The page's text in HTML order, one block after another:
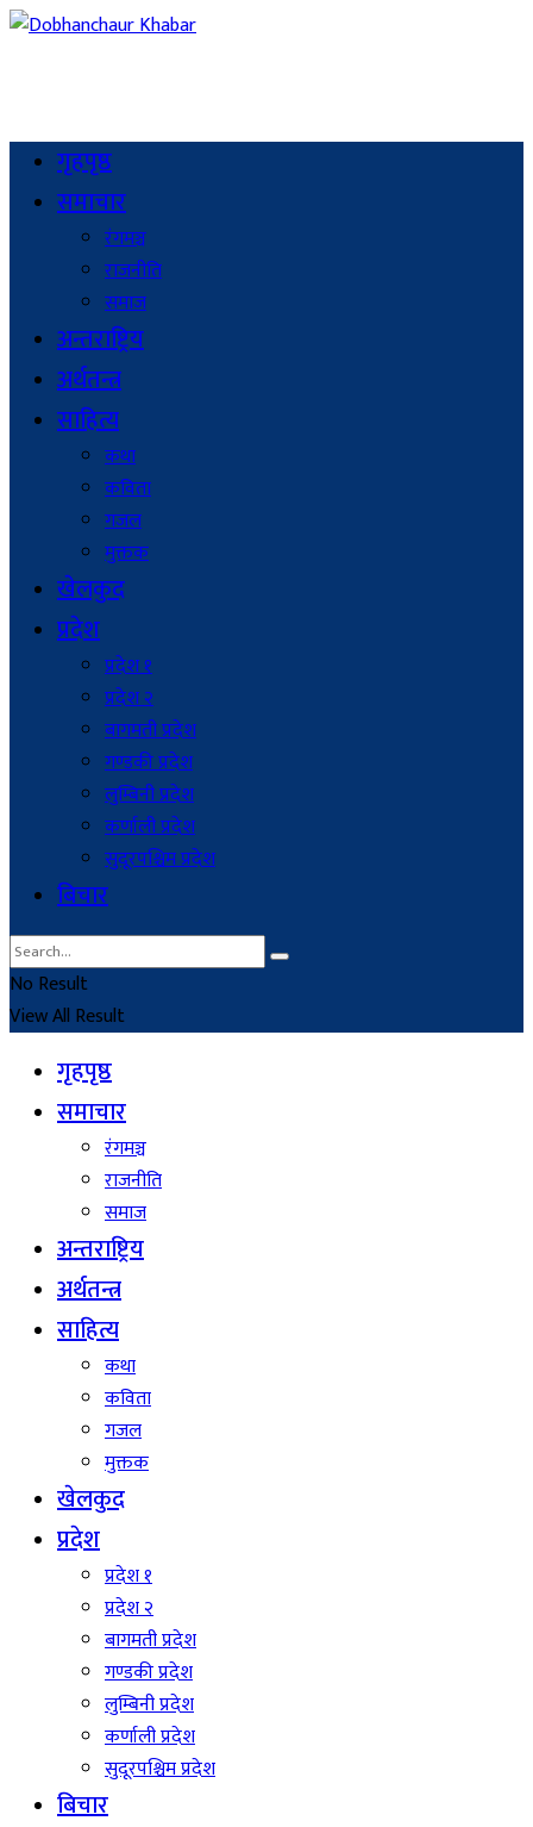
गृहपृष्ठ
समाचार
रंगमञ्च
राजनीति
समाज
अन्तराष्ट्रिय
अर्थतन्त्र
साहित्य
कथा
कविता
गजल
मुक्तक
खेलकुद
प्रदेश
प्रदेश १
प्रदेश २
बागमती प्रदेश
गण्डकी प्रदेश
लुम्बिनी प्रदेश
कर्णाली प्रदेश
सुदूरपश्चिम प्रदेश
बिचार
No Result
View All Result
गृहपृष्ठ
समाचार
रंगमञ्च
राजनीति
समाज
अन्तराष्ट्रिय
अर्थतन्त्र
साहित्य
कथा
कविता
गजल
मुक्तक
खेलकुद
प्रदेश
प्रदेश १
प्रदेश २
बागमती प्रदेश
गण्डकी प्रदेश
लुम्बिनी प्रदेश
कर्णाली प्रदेश
सुदूरपश्चिम प्रदेश
बिचार